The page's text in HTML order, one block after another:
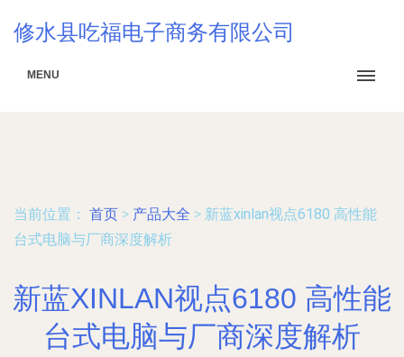
修水县吃福电子商务有限公司
MENU
当前位置： 首页 > 产品大全 > 新蓝xinlan视点6180 高性能
台式电脑与厂商深度解析
新蓝XINLAN视点6180 高性能
台式电脑与厂商深度解析